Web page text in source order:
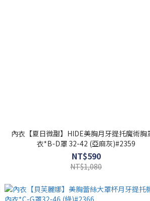
內衣【夏日微甜】HIDE美胸月牙提托魔術胸
衣*B-D罩 32-42 (亞麻灰)#2359
NT$590
NT$1,080